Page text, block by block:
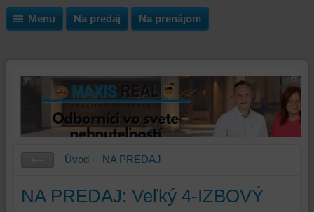
Menu Na predaj Na prenájom
Úvod NA PREDAJ
NA PREDAJ: Veľký 4-IZBOVÝ